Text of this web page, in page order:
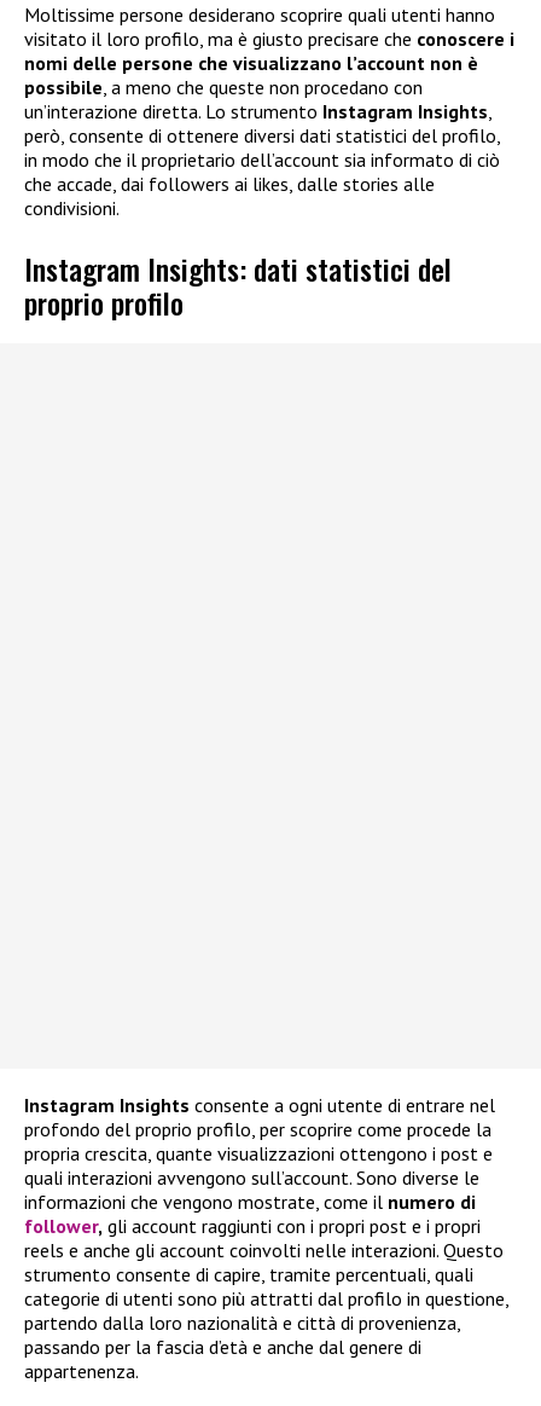
Moltissime persone desiderano scoprire quali utenti hanno
visitato il loro profilo, ma è giusto precisare che conoscere i
nomi delle persone che visualizzano l’account non è
possibile , a meno che queste non procedano con
un’interazione diretta. Lo strumento Instagram Insights
però, consente di ottenere diversi dati statistici del profilo,
in modo che il proprietario dell’account sia informato di ciò
che accade, dai followers ai likes, dalle stories alle
condivisioni.
Instagram Insights: dati statistici del
proprio profilo
Instagram Insights consente a ogni utente di entrare nel
profondo del proprio profilo, per scoprire come procede la
propria crescita, quante visualizzazioni ottengono i post e
quali interazioni avvengono sull’account. Sono diverse le
informazioni che vengono mostrate, come il numero di
follower, gli account raggiunti con i propri post e i propri
reels e anche gli account coinvolti nelle interazioni. Questo
strumento consente di capire, tramite percentuali, quali
categorie di utenti sono più attratti dal profilo in questione,
partendo dalla loro nazionalità e città di provenienza,
passando per la fascia d’età e anche dal genere di
appartenenza.